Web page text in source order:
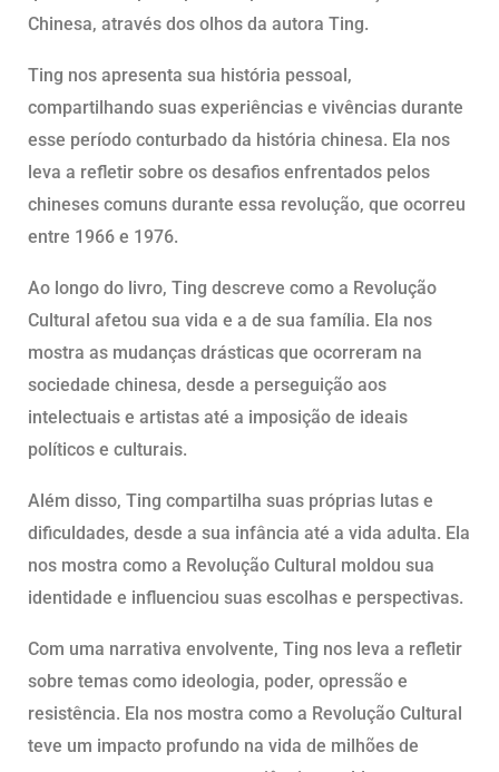
Chinesa, através dos olhos da autora Ting.
Ting nos apresenta sua história pessoal,
compartilhando suas experiências e vivências durante
esse período conturbado da história chinesa. Ela nos
leva a refletir sobre os desafios enfrentados pelos
chineses comuns durante essa revolução, que ocorreu
entre 1966 e 1976.
Ao longo do livro, Ting descreve como a Revolução
Cultural afetou sua vida e a de sua família. Ela nos
mostra as mudanças drásticas que ocorreram na
sociedade chinesa, desde a perseguição aos
intelectuais e artistas até a imposição de ideais
políticos e culturais.
Além disso, Ting compartilha suas próprias lutas e
dificuldades, desde a sua infância até a vida adulta. Ela
nos mostra como a Revolução Cultural moldou sua
identidade e influenciou suas escolhas e perspectivas.
Com uma narrativa envolvente, Ting nos leva a refletir
sobre temas como ideologia, poder, opressão e
resistência. Ela nos mostra como a Revolução Cultural
teve um impacto profundo na vida de milhões de